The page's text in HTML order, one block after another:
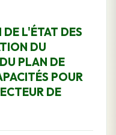
L'ÉTAT DES
DU
PLAN DE
POUR
DE